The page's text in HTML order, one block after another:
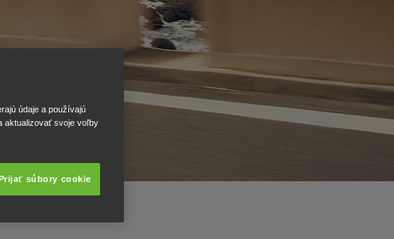
údaje a používajú
aktualizovať svoje voľby
súbory cookie